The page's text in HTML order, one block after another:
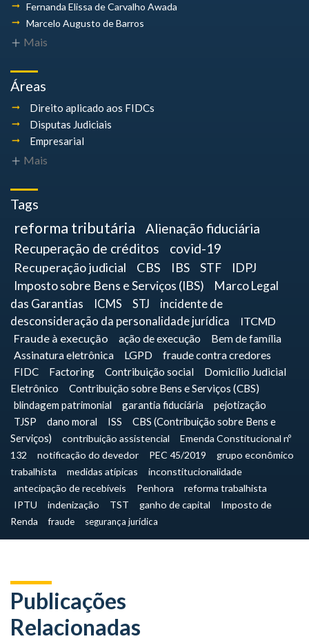
Fernanda Elissa de Carvalho Awada
Marcelo Augusto de Barros
Mais
Áreas
Direito aplicado aos FIDCs
Disputas Judiciais
Empresarial
Mais
Tags
reforma tributária
Alienação fiduciária
Recuperação de créditos
covid-19
Recuperação judicial CBS IBS STF
IDPJ
Imposto sobre Bens e Serviços (IBS)
Marco Legal
das Garantias
ICMS STJ
incidente de
desconsideração da personalidade jurídica
ITCMD
Fraude à execução
ação de execução
Bem de família
Assinatura eletrônica
LGPD fraude contra credores
FIDC Factoring Contribuição social
Domicílio Judicial
Eletrônico
Contribuição sobre Bens e Serviços (CBS)
blindagem patrimonial
garantia fiduciária
pejotização
TJSP
dano moral ISS
CBS (Contribuição sobre Bens e
Serviços)
contribuição assistencial
Emenda Constitucional nº
132
notificação do devedor PEC 45/2019
grupo econômico
trabalhista
medidas atípicas
inconstitucionalidade
antecipação de recebíveis
Penhora
reforma trabalhista
IPTU
indenização TST ganho de capital
Imposto de
Renda
fraude segurança jurídica
Publicações
Relacionadas